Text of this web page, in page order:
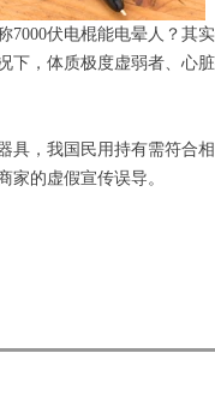
7000伏电棍能电晕人？其
下，体质极度虚弱者、心
具，我国民用持有需符合
家的虚假宣传误导。